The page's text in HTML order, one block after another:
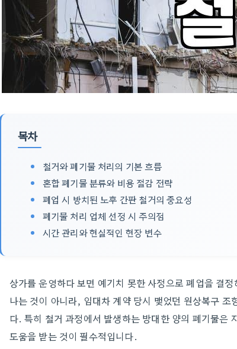
목차
철거와 폐기물 처리의 기본 흐름
혼합 폐기물 분류와 비용 절감 전략
폐업 시 방치된 노후 간판 철거의 중요성
폐기물 처리 업체 선정 시 주의점
시간 관리와 현실적인 현장 변수
상가를 운영하다 보면 예기치 못한 사정으로 폐업을 결
나는 것이 아니라, 임대차 계약 당시 맺었던 원상복구
다. 특히 철거 과정에서 발생하는 방대한 양의 폐기물은
도움을 받는 것이 필수적입니다.